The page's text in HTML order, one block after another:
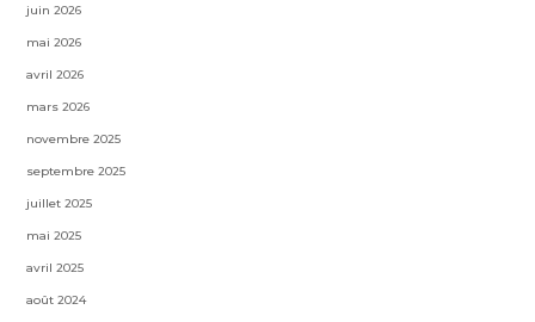
juin 2026
mai 2026
avril 2026
mars 2026
novembre 2025
septembre 2025
juillet 2025
mai 2025
avril 2025
août 2024